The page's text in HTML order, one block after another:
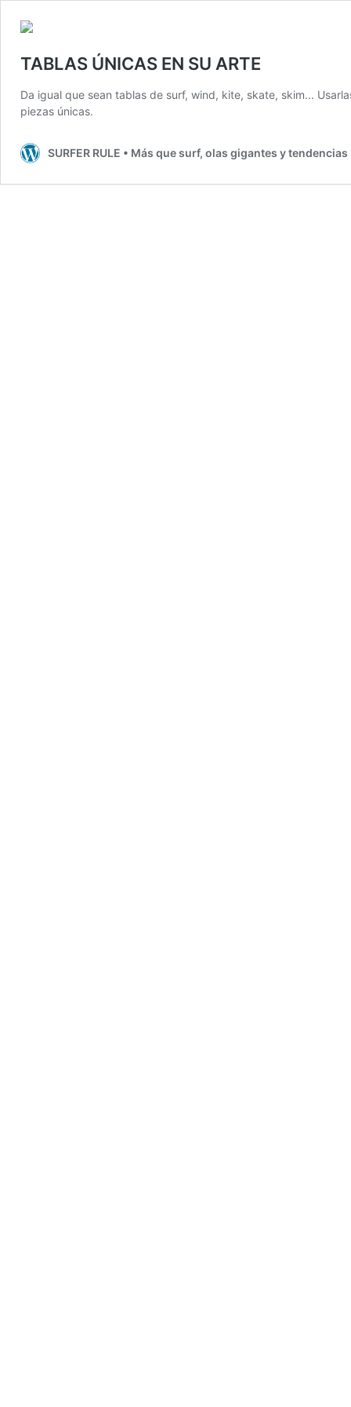
TABLAS ÚNICAS EN SU ARTE
Da igual que sean tablas de surf, wind, kite, skate, skim...
piezas únicas.
SURFER RULE • Más que surf, olas gigantes y tendencias